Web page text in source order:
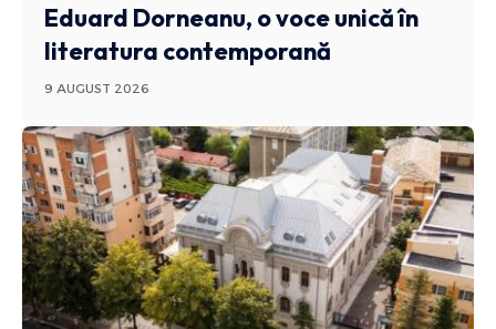
Eduard Dorneanu, o voce unică în
literatura contemporană
9 AUGUST 2026